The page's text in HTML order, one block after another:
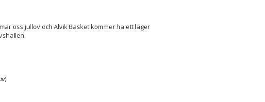
oss jullov och Alvik Basket kommer ha ett läger
)